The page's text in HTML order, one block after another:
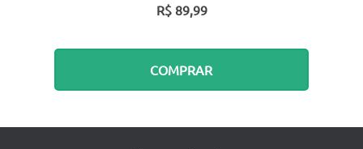
R$ 89,99
COMPRAR